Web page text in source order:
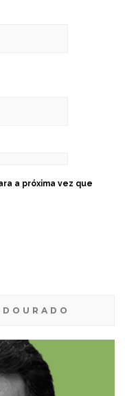
a próxima vez que